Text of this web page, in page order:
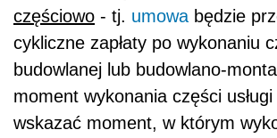
częściowo - tj. umowa będzie
cykliczne zapłaty po wykonaniu
budowlanej lub budowlano-
moment wykonania części
wskazać moment, w którym